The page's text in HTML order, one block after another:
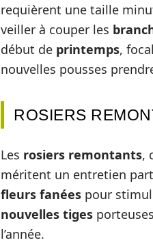
requièrent une taille
veiller à couper les
début de printemps,
nouvelles pousses
ROSIERS
Les rosiers remontants,
méritent un entretien
fleurs fanées pour
nouvelles tiges
l’année.